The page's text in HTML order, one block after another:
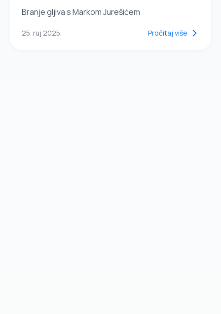
Branje gljiva s Markom Jurešićem
25. ruj 2025. Pročitaj više